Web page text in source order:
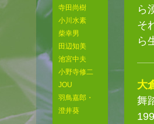
寺田尚樹
小川水素
柴幸男
田辺知美
池宮中夫
小野寺修二
JOU
羽鳥嘉郎・
澄井葵
ら
そ
ら
大
舞